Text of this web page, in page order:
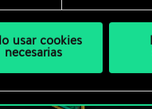
usar cookies
necesarias